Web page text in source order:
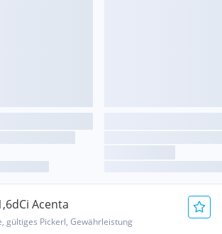
Acenta
gültiges Pickerl, Gewährleistung